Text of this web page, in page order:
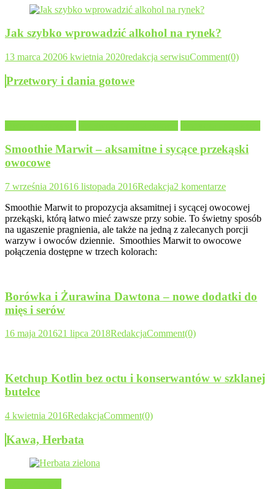
Jak szybko wprowadzić alkohol na rynek?
13 marca 20206 kwietnia 2020redakcja serwisuComment(0)
Przetwory i dania gotowe
Smoothie Marwit – aksamitne i sycące przekąski
owocowe
7 września 201616 listopada 2016Redakcja2 komentarze
Smoothie Marwit to propozycja aksamitnej i sycącej owocowej
przekąski, którą łatwo mieć zawsze przy sobie. To świetny sposób
na ugaszenie pragnienia, ale także na jedną z zalecanych porcji
warzyw i owoców dziennie. Smoothies Marwit to owocowe
połączenia dostępne w trzech kolorach:
Borówka i Żurawina Dawtona – nowe dodatki do
mięs i serów
16 maja 201621 lipca 2018RedakcjaComment(0)
Ketchup Kotlin bez octu i konserwantów w szklanej
butelce
4 kwietnia 2016RedakcjaComment(0)
Kawa, Herbata